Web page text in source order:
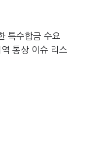
특수합금 수요
통상 이슈 리스